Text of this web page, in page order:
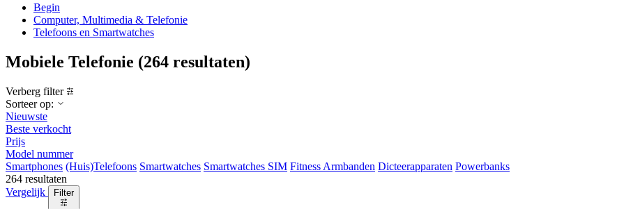
Begin
Computer, Multimedia & Telefonie
Telefoons en Smartwatches
Mobiele Telefonie (264 resultaten)
Verberg filter
Sorteer op:
Nieuwste
Beste verkocht
Prijs
Model nummer
Smartphones (Huis)Telefoons Smartwatches Smartwatches SIM Fitness Armbanden Dicteerapparaten Powerbanks
264 resultaten
Vergelijk
Filter